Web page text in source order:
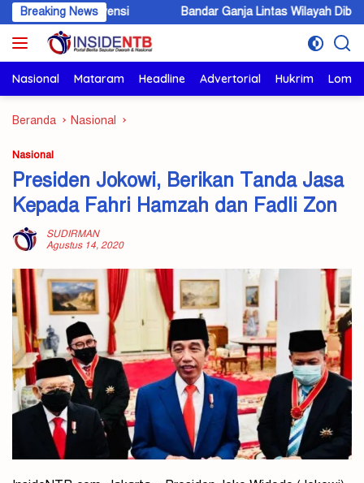
Langsung
ke
konten
Breaking News Bandar Ganja Lintas Wilayah Dibekuk di KSB,
Nasional Mataram Headline Advertorial Hukrim
Beranda Nasional
Nasional
Presiden Jokowi, Berikan Tanda Jasa
Kepada Fahri Hamzah dan Fadli Zon
SUDIRMAN
Agustus 14, 2020